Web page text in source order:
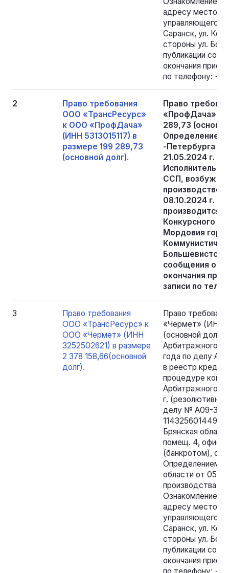
адресу
управляющего:
Саранск, ул.
стороны ул.
публикации
окончания
по телефону:
2
Право требования
ООО «ТрансРесурс»
к ООО «ПрофДача»
(ИНН 5313015117) в
размере 199 289,73
(основной долг).
Право
«ПрофДача»
289,73
Определением
-Петербурга и
21.05.2024 г.
ССП,
производство
08.10.2024 г.
производится
Конкурсного
Мордовия
сообщения о
окончания
записи по
3
Право требования
ООО «ТрансРесурс» к
ООО «Чермет» (ИНН
3252502621) в размере
2 378 158,66(основной
долг).
Право
«Чермет» (ИНН
(основной
Арбитражного
года по делу
в реестр
процедуре
Арбитражного
г.
делу № А09-
1143256014494,
Брянская
помещ. 4, офис
(банкротом),
Определением
области от
производства
Ознакомление с
адресу
управляющего:
Саранск, ул.
стороны ул.
публикации
окончания